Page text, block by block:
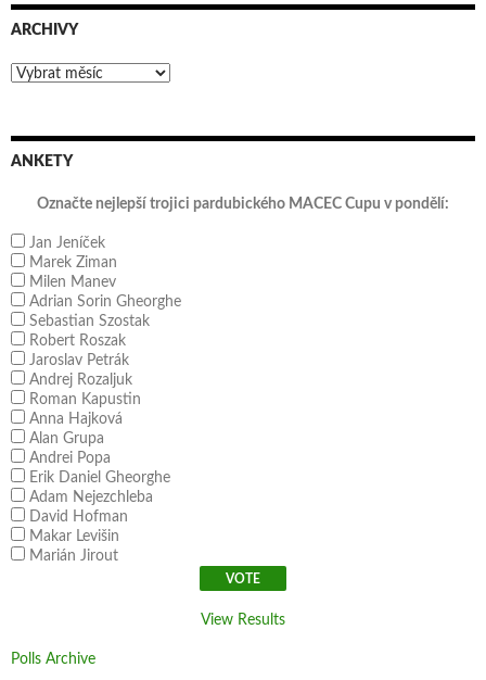
ARCHIVY
Archivy
ANKETY
Označte nejlepší trojici pardubického MACEC Cupu v pondělí:
Jan Jeníček
Marek Ziman
Milen Manev
Adrian Sorin Gheorghe
Sebastian Szostak
Robert Roszak
Jaroslav Petrák
Andrej Rozaljuk
Roman Kapustin
Anna Hajková
Alan Grupa
Andrei Popa
Erik Daniel Gheorghe
Adam Nejezchleba
David Hofman
Makar Levišin
Marián Jirout
View Results
Polls Archive